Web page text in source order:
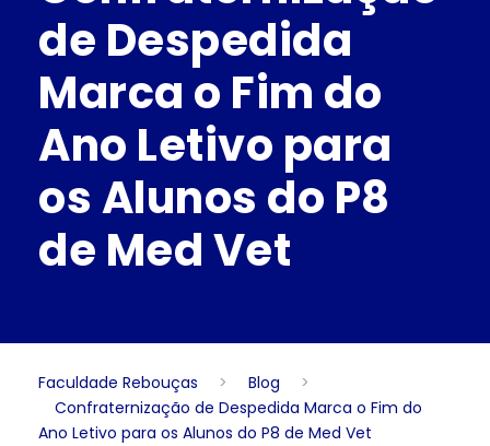
de Despedida
Marca o Fim do
Ano Letivo para
os Alunos do P8
de Med Vet
Faculdade Rebouças > Blog
>
Confraternização de Despedida Marca o Fim do
Ano Letivo para os Alunos do P8 de Med Vet